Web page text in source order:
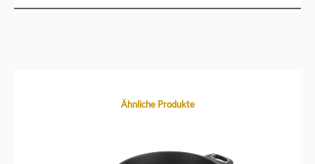
Produktgalerie überspringenÄhnliche Produkte